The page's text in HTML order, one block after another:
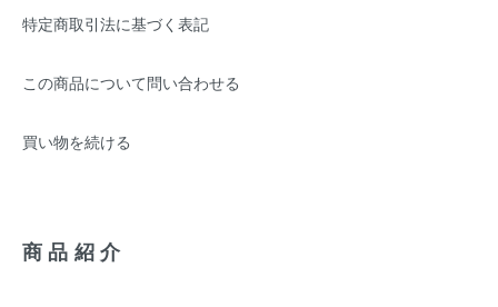
特定商取引法に基づく表記
この商品について問い合わせる
買い物を続ける
商品紹介